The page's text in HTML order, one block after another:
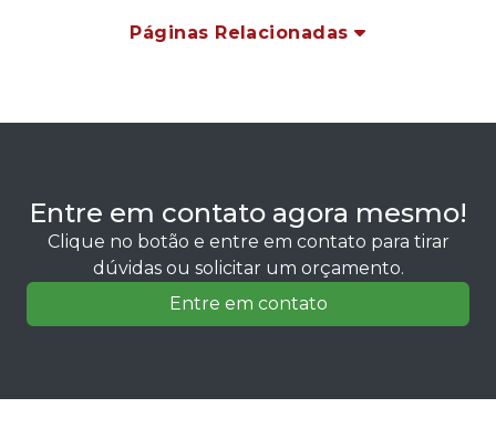
Páginas Relacionadas
Entre em contato agora mesmo!
Clique no botão e entre em contato para tirar
dúvidas ou solicitar um orçamento.
Entre em contato